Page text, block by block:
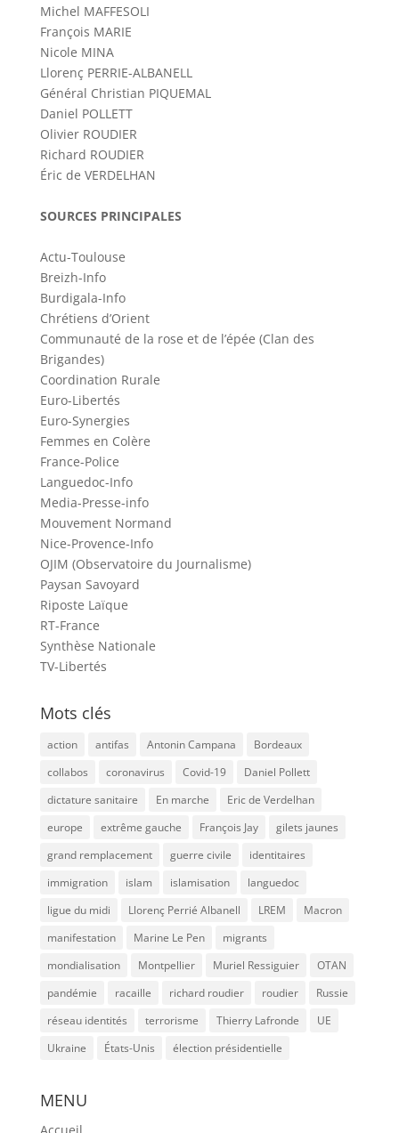
Michel MAFFESOLI
François MARIE
Nicole MINA
Llorenç PERRIE-ALBANELL
Général Christian PIQUEMAL
Daniel POLLETT
Olivier ROUDIER
Richard ROUDIER
Éric de VERDELHAN
SOURCES PRINCIPALES
Actu-Toulouse
Breizh-Info
Burdigala-Info
Chrétiens d’Orient
Communauté de la rose et de l’épée (Clan des
Brigandes)
Coordination Rurale
Euro-Libertés
Euro-Synergies
Femmes en Colère
France-Police
Languedoc-Info
Media-Presse-info
Mouvement Normand
Nice-Provence-Info
OJIM (Observatoire du Journalisme)
Paysan Savoyard
Riposte Laïque
RT-France
Synthèse Nationale
TV-Libertés
Mots clés
action antifas Antonin Campana
Bordeaux
collabos
coronavirus Covid-19
Daniel Pollett
dictature sanitaire
En marche
Eric de Verdelhan
europe
extrême gauche François Jay
gilets jaunes
grand remplacement
guerre civile
identitaires
immigration
islam islamisation
languedoc
ligue du midi
Llorenç Perrié Albanell LREM
Macron
manifestation
Marine Le Pen
migrants
mondialisation
Montpellier Muriel Ressiguier
OTAN
pandémie
racaille richard roudier roudier
Russie
réseau identités
terrorisme Thierry Lafronde
UE
Ukraine
États-Unis élection présidentielle
MENU
Accueil